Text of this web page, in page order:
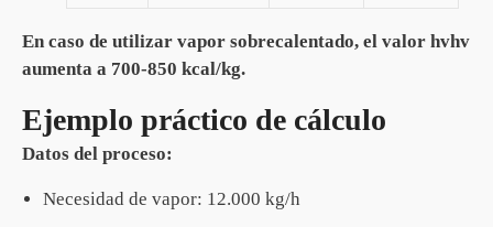
En caso de utilizar vapor sobrecalentado, el valor hvhv
aumenta a 700-850 kcal/kg.
Ejemplo práctico de cálculo
Datos del proceso:
Necesidad de vapor: 12.000 kg/h